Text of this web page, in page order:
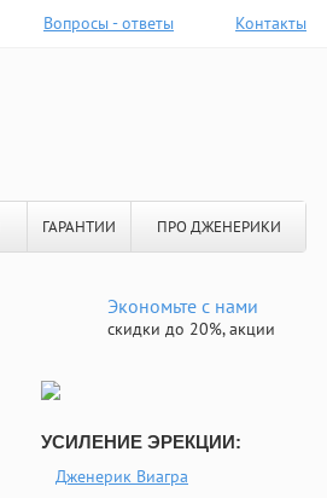
Вопросы - ответы Контакты
ГАРАНТИИ ПРО ДЖЕНЕРИКИ
Экономьте с нами
скидки до 20%, акции
УСИЛЕНИЕ ЭРЕКЦИИ:
Дженерик Виагра